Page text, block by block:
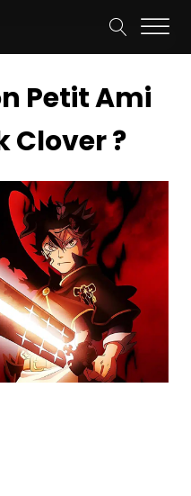
Petit Ami
Clover ?